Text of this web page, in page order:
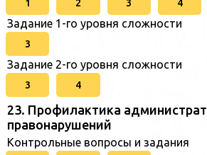
1 2 3 4
Задание 1-го уровня сложности
3
Задание 2-го уровня сложности
3 4
23. Профилактика
правонарушений
Контрольные вопросы и задания